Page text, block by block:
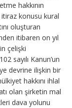
hakkının
itiraz konusu kural
oluşturan
itibaren on yıl
çelişki
sayılı Kanun’un
devrine ilişkin bir
hakkını ihlal
olan şirketin mal
dava yolunu